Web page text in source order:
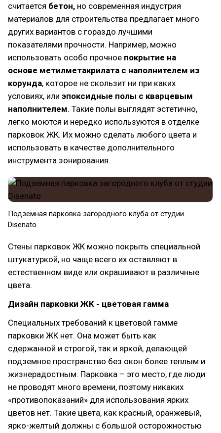
считается бетон, но современная индустрия
материалов для строительства предлагает много
других вариантов с гораздо лучшими
показателями прочности. Например, можно
использовать особо прочное покрытие на
основе метилметакрилата с наполнителем из
корунда, которое не скользит ни при каких
условиях, или эпоксидные полы с кварцевым
наполнителем. Такие полы выглядят эстетично,
легко моются и нередко используются в отделке
парковок ЖК. Их можно сделать любого цвета и
использовать в качестве дополнительного
инструмента зонирования.
Подземная парковка загородного клуба от студии
Disenato
Стены парковок ЖК можно покрыть специальной
штукатуркой, но чаще всего их оставляют в
естественном виде или окрашивают в различные
цвета.
Дизайн парковки ЖК - цветовая гамма
Специальных требований к цветовой гамме
парковки ЖК нет. Она может быть как
сдержанной и строгой, так и яркой, делающей
подземное пространство без окон более теплым и
жизнерадостным. Парковка – это место, где люди
не проводят много времени, поэтому никаких
«противопоказаний» для использования ярких
цветов нет. Такие цвета, как красный, оранжевый,
ярко-желтый должны с большой осторожностью